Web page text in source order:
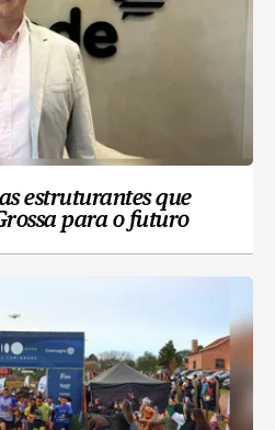
estruturantes que
para o futuro